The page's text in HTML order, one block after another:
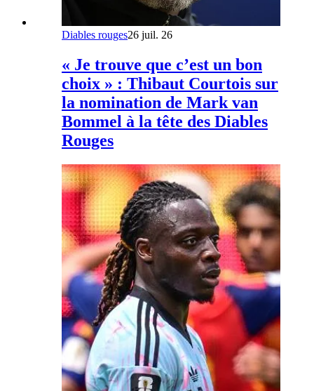
Diables rouges26 juil. 26
« Je trouve que c’est un bon
choix » : Thibaut Courtois sur
la nomination de Mark van
Bommel à la tête des Diables
Rouges